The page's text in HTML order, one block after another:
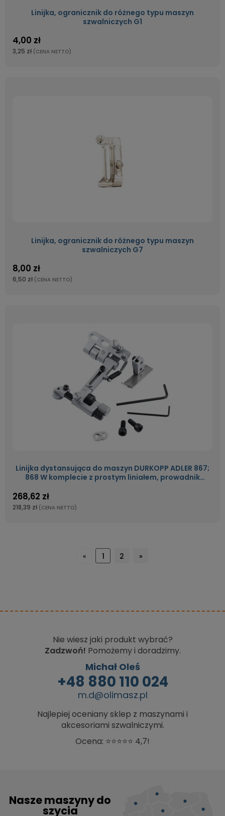
Linijka, ogranicznik do różnego typu maszyn
szwalniczych G1
4,00 zł
3,25 zł (CENA NETTO)
Linijka, ogranicznik do różnego typu maszyn
szwalniczych G7
8,00 zł
6,50 zł (CENA NETTO)
Linijka dystansująca do maszyn DURKOPP ADLER 867;
868 W komplecie z prostym liniałem, prowadnik
268,62 zł
218,39 zł (CENA NETTO)
« 1 2 »
Nie wiesz jaki produkt wybrać?
Zadzwoń! Pomożemy i doradzimy.
Michał Oleś
+48 880 110 024
m.d@olimasz.pl
Najlepiej oceniany sklep z maszynami i
akcesoriami szwalniczymi.
Ocena: ⭐⭐⭐⭐⭐ 4,7!
Nasze maszyny do
szycia